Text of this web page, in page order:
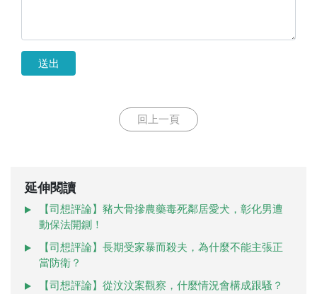
送出
回上一頁
延伸閱讀
【司想評論】豬大骨摻農藥毒死鄰居愛犬，彰化男遭
動保法開鍘！
【司想評論】長期受家暴而殺夫，為什麼不能主張正
當防衛？
【司想評論】從汶汶案觀察，什麼情況會構成跟騷？